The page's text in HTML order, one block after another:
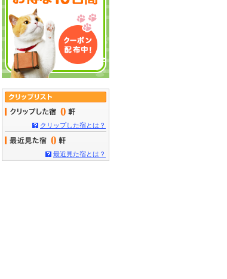
0
クリップした宿とは？
0
最近見た宿とは？